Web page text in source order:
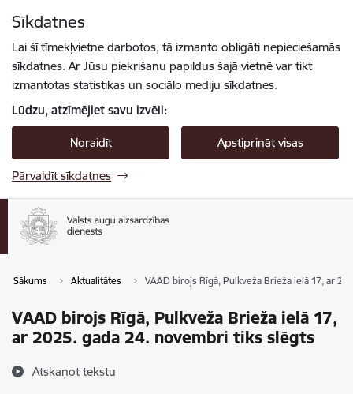
Sīkdatnes
Lai šī tīmekļvietne darbotos, tā izmanto obligāti nepieciešamās
sīkdatnes. Ar Jūsu piekrišanu papildus šajā vietnē var tikt
izmantotas statistikas un sociālo mediju sīkdatnes.
Lūdzu, atzīmējiet savu izvēli:
Noraidīt Apstiprināt visas
Pārvaldīt sīkdatnes
Sākums Aktualitātes VAAD birojs Rīgā, Pulkveža Brieža ielā 17, ar
VAAD birojs Rīgā, Pulkveža Brieža ielā 17,
ar 2025. gada 24. novembri tiks slēgts
Atskaņot tekstu